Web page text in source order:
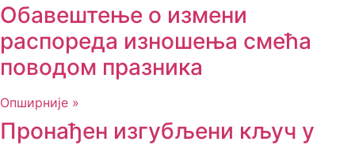
Обавештење о измени
распореда изношења смећа
поводом празника
Опширније »
Пронађен изгубљени кључ у